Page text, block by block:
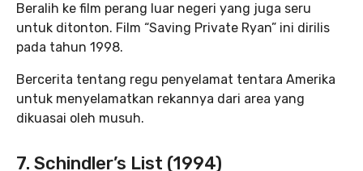
Beralih ke film perang luar negeri yang juga seru
untuk ditonton. Film “Saving Private Ryan” ini dirilis
pada tahun 1998.
Bercerita tentang regu penyelamat tentara Amerika
untuk menyelamatkan rekannya dari area yang
dikuasai oleh musuh.
7. Schindler’s List (1994)